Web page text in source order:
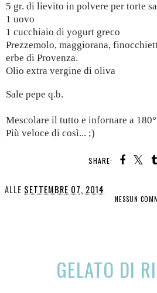
5 gr. di lievito in polvere per torte
1 uovo
1 cucchiaio di yogurt greco
Prezzemolo, maggiorana,
erbe di Provenza.
Olio extra vergine di oliva
Sale pepe q.b.
Mescolare il tutto e infornare a
Più veloce di così... ;)
SHARE:
ALLE SETTEMBRE 07, 2014
NESSUN
GELATO DI